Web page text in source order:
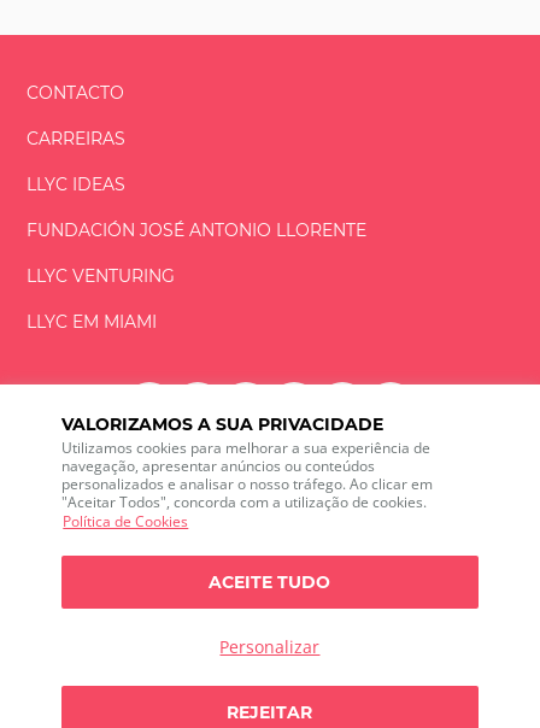
VALORIZAMOS A SUA PRIVACIDADE
Utilizamos cookies para melhorar a sua experiência de
navegação, apresentar anúncios ou conteúdos
personalizados e analisar o nosso tráfego. Ao clicar em
"Aceitar Todos", concorda com a utilização de cookies.
Política de Cookies
Personalizar
REJEITAR
ACEITE TUDO
CONTACTO
CARREIRAS
LLYC IDEAS
FUNDACIÓNJOSÉ ANTONIO LLORENTE
LLYC VENTURING
LLYC EM MIAMI
LLYC © 2026 Todos os direitos reservados
ES EN PT BR
600 Brickell Avenue, Suite 2125 Miami, Florida 33131
Política de Privacidade
Política de Privacidade sobre escuta das redes sociais